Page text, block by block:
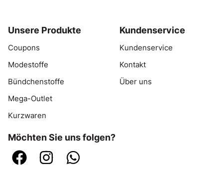
Unsere Produkte
Coupons
Modestoffe
Bündchenstoffe
Mega-Outlet
Kurzwaren
Kundenservice
Kundenservice
Kontakt
Über uns
Möchten Sie uns folgen?